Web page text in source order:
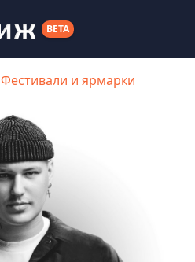
BETA
Фестивали и ярмарки